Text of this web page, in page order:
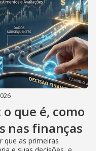
que é, como
nas finanças
que as primeiras